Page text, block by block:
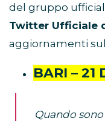
del gruppo
Twitter Ufficiale
aggiornamenti
BARI –
Quando